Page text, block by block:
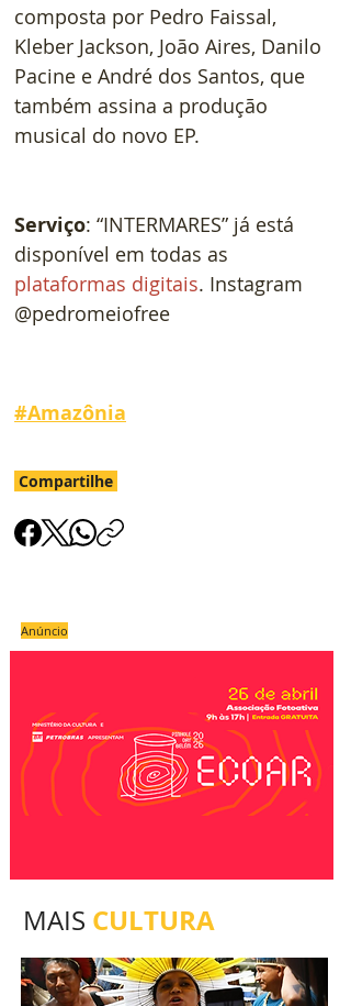
composta por Pedro Faissal,
Kleber Jackson, João Aires, Danilo
Pacine e André dos Santos, que
também assina a produção
musical do novo EP.
Serviço: “INTERMARES” já está
disponível em todas as
plataformas digitais. Instagram
@pedromeiofree
#Amazônia
Compartilhe
Anúncio
MAIS CULTURA